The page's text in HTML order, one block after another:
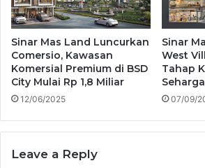
Sinar Mas Land Luncurkan
Comersio, Kawasan
Komersial Premium di BSD
City Mulai Rp 1,8 Miliar
12/06/2025
Sinar
West
Tahap
07/09/
Leave a Reply